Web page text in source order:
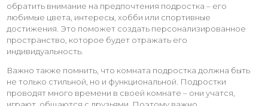
обратить внимание на предпочтения подростка – его
любимые цвета, интересы, хобби или спортивные
достижения. Это поможет создать персонализированное
пространство, которое будет отражать его
индивидуальность.
Важно также помнить, что комната подростка должна быть
не только стильной, но и функциональной. Подростки
проводят много времени в своей комнате – они учатся,